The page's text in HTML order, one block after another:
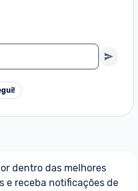
dentro das melhores
e receba notificações de